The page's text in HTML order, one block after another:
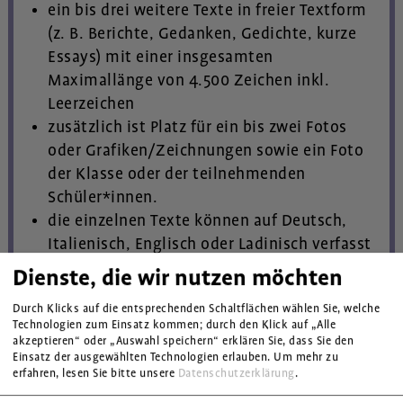
ein bis drei weitere Texte in freier Textform
(z. B. Berichte, Gedanken, Gedichte, kurze
Essays) mit einer insgesamten
Maximallänge von 4.500 Zeichen inkl.
Leerzeichen
zusätzlich ist Platz für ein bis zwei Fotos
oder Grafiken/Zeichnungen sowie ein Foto
der Klasse oder der teilnehmenden
Schüler*innen.
die einzelnen Texte können auf Deutsch,
Italienisch, Englisch oder Ladinisch verfasst
sein.
Die Textformen sind frei wählbar. Wichtig ist
lediglich, dass die genannten Maximallängen
eingehalten werden und die Inhalte von den
Schüler*innen selbst erarbeitet werden.
Dienste, die wir nutzen möchten
Durch Klicks auf die entsprechenden Schaltflächen wählen Sie, welche
Technologien zum Einsatz kommen; durch den Klick auf „Alle
akzeptieren“ oder „Auswahl speichern“ erklären Sie, dass Sie den
Einsatz der ausgewählten Technologien erlauben. Um mehr zu
erfahren, lesen Sie bitte unsere Datenschutzerklärung.